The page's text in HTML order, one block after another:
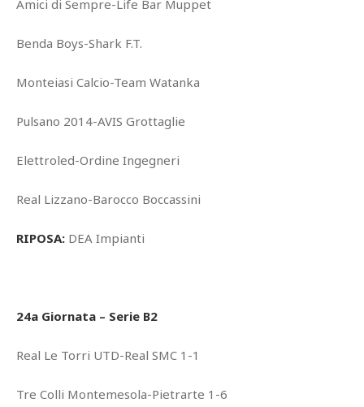
Amici di Sempre-Life Bar Muppet
Benda Boys-Shark F.T.
Monteiasi Calcio-Team Watanka
Pulsano 2014-AVIS Grottaglie
Elettroled-Ordine Ingegneri
Real Lizzano-Barocco Boccassini
RIPOSA: DEA Impianti
24a Giornata – Serie B2
Real Le Torri UTD-Real SMC 1-1
Tre Colli Montemesola-Pietrarte 1-6